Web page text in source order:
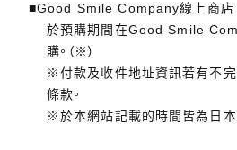
■Good Smile Company線上商店
於預購期間在Good Smile
購。（※）
※付款及收件地址資訊若有不完
條款。
※於本網站記載的時間皆為日本